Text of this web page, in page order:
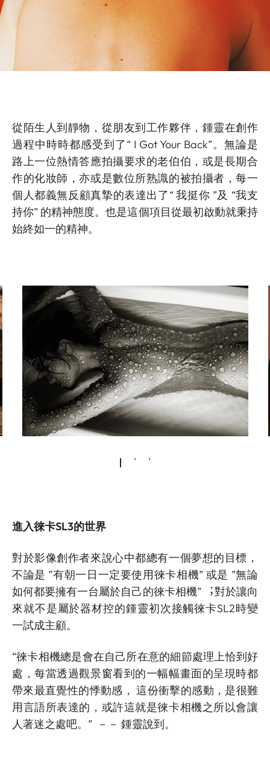
從陌生人到靜物，從朋友到工作夥伴，鍾靈在創作
過程中時時都感受到了“ I Got Your Back”。無論是
路上一位熱情答應拍攝要求的老伯伯，或是長期合
作的化妝師，亦或是數位所熟識的被拍攝者，每一
個人都義無反顧真摯的表達出了“ 我挺你 ”及 “我支
持你” 的精神態度。也是這個項目從最初啟動就秉持
始終如一的精神。
進入徠卡SL3的世界
對於影像創作者來說心中都總有一個夢想的目標，
不論是 ”有朝一日一定要使用徠卡相機” 或是 ”無論
如何都要擁有一台屬於自己的徠卡相機” ︔對於讓向
來就不是屬於器材控的鍾靈初次接觸徠卡SL2時變
一試成主顧。
“徠卡相機總是會在自己所在意的細節處理上恰到好
處，每當透過觀景窗看到的一幅幅畫面的呈現時都
帶來最直覺性的悸動感， 這份衝擊的感動，是很難
用言語所表達的，或許這就是徠卡相機之所以會讓
人著迷之處吧。” －－ 鍾靈說到。